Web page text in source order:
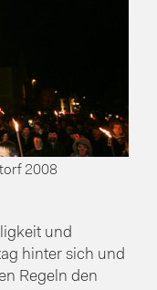
2008
und
hinter sich und
Regeln den